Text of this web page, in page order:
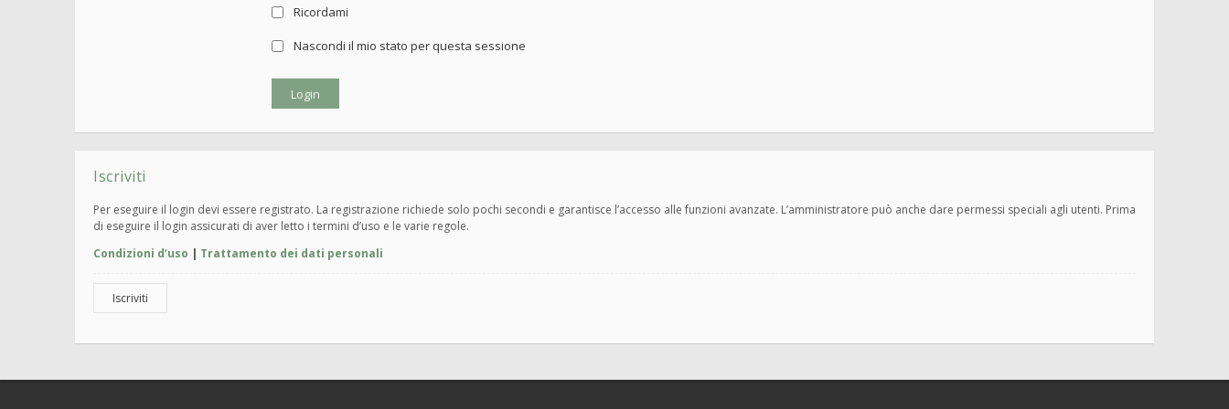
Ricordami
Nascondi il mio stato per questa sessione
Iscriviti
Per eseguire il login devi essere registrato. La registrazione richiede solo pochi secondi e garantisce l’accesso alle funzioni avanzate. L’amministratore può anche dare permessi speciali agli utenti. Prima
di eseguire il login assicurati di aver letto i termini d’uso e le varie regole.
Condizioni d’uso | Trattamento dei dati personali
Iscriviti